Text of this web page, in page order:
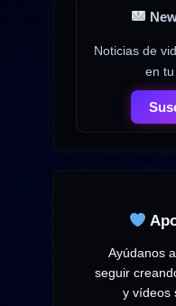
Noticias de
en tu
Ayúdanos
seguir
y vídeos